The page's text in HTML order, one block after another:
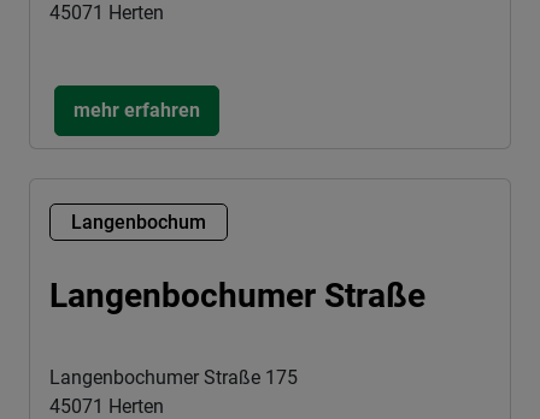
45071 Herten
mehr erfahren
Langenbochum
Langenbochumer Straße
Langenbochumer Straße 175
45071 Herten